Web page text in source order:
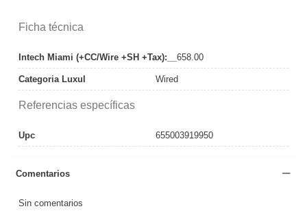
Ficha técnica
Intech Miami (+CC/Wire +SH +Tax):__ 658.00
Categoria Luxul Wired
Referencias específicas
Upc 655003919950
Comentarios
Sin comentarios